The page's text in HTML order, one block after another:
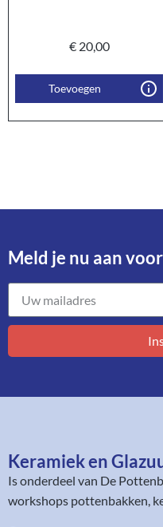
€20,00
Toevoegen
Meld je nu aan
Keramiek en
Is onderdeel van De
workshops pottenbakken,